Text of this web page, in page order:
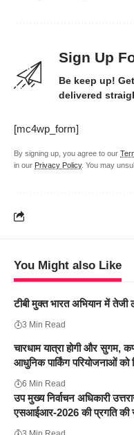
Sign Up
Be keep up!
delivered
[mc4wp_form]
By signing up, you agree to our
in our Privacy Policy. You may
You Might also Like
टीबी मुक्त भारत अभियान में तेजी
3 Min Read
चारधाम यात्रा होगी और सुगम,
आधुनिक पार्किंग परियोजनाओं को
6 Min Read
उप मुख्य निर्वाचन अधिकारी
एसआईआर-2026 की प्रगति की